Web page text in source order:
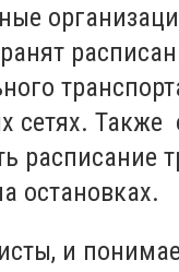
сетях.
расписание
остановках.
и